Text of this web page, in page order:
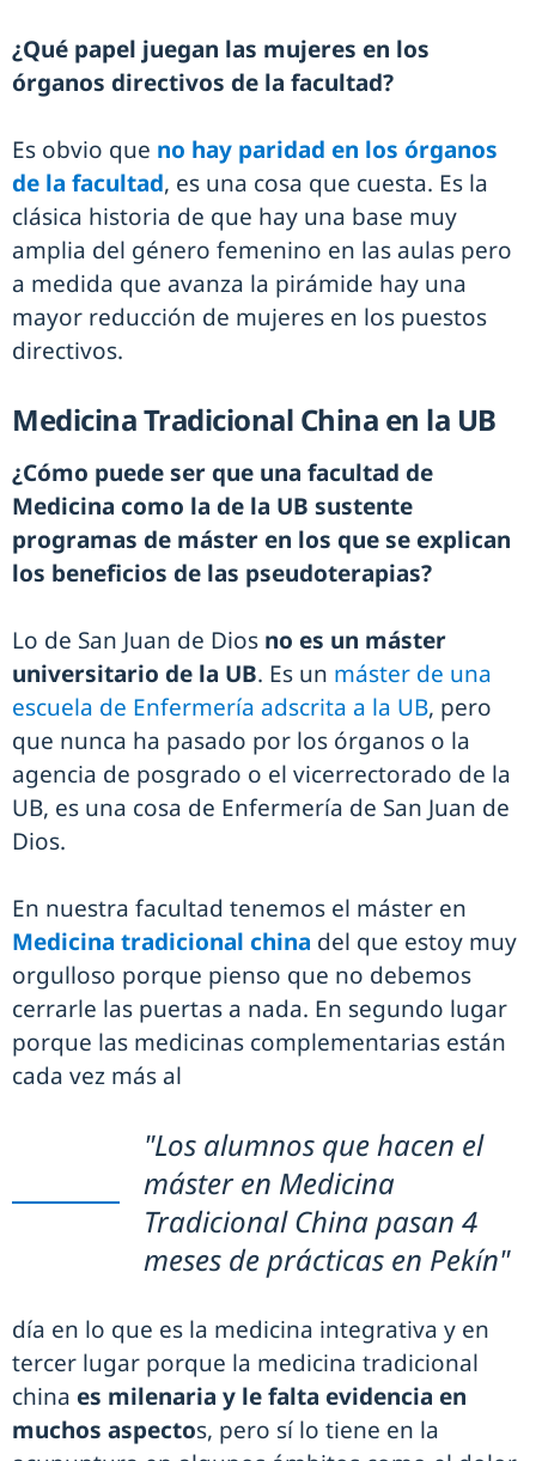
¿Qué papel juegan las mujeres en los
órganos directivos de la facultad?
Es obvio que no hay paridad en los órganos
de la facultad, es una cosa que cuesta. Es la
clásica historia de que hay una base muy
amplia del género femenino en las aulas pero
a medida que avanza la pirámide hay una
mayor reducción de mujeres en los puestos
directivos.
Medicina Tradicional China en la UB
¿Cómo puede ser que una facultad de
Medicina como la de la UB sustente
programas de máster en los que se explican
los beneficios de las pseudoterapias?
Lo de San Juan de Dios no es un máster
universitario de la UB. Es un máster de una
escuela de Enfermería adscrita a la UB, pero
que nunca ha pasado por los órganos o la
agencia de posgrado o el vicerrectorado de la
UB, es una cosa de Enfermería de San Juan de
Dios.
En nuestra facultad tenemos el máster en
Medicina tradicional china del que estoy muy
orgulloso porque pienso que no debemos
cerrarle las puertas a nada. En segundo lugar
porque las medicinas complementarias están
cada vez más al
"Los alumnos que hacen el
máster en Medicina
Tradicional China pasan 4
meses de prácticas en Pekín"
día en lo que es la medicina integrativa y en
tercer lugar porque la medicina tradicional
china es milenaria y le falta evidencia en
muchos aspectos, pero sí lo tiene en la